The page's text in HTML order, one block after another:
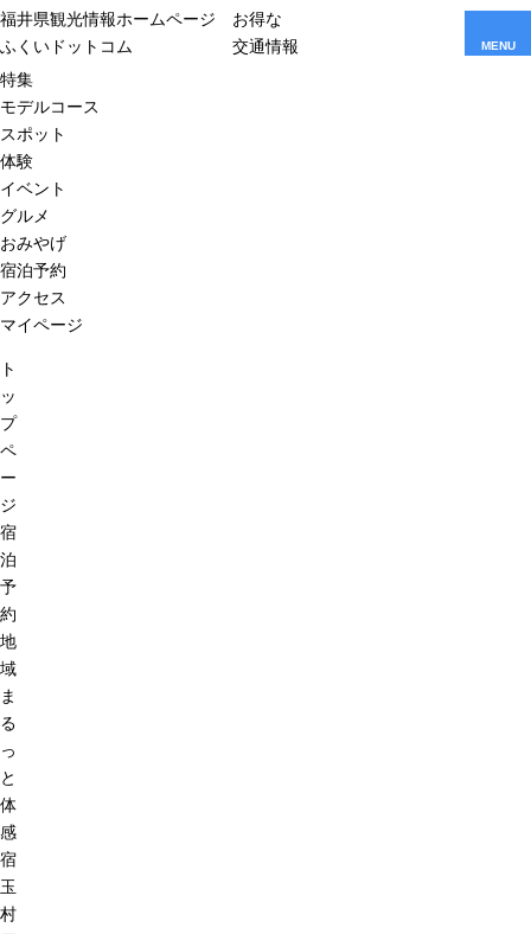
福井県観光情報ホームページ
ふくいドットコム
お得な
交通情報
MENU
特集
モデルコース
スポット
体験
イベント
グルメ
おみやげ
宿泊予約
アクセス
マイページ
ト
ッ
プ
ペ
ー
ジ
宿
泊
予
約
地
域
ま
る
っ
と
体
感
宿
玉
村